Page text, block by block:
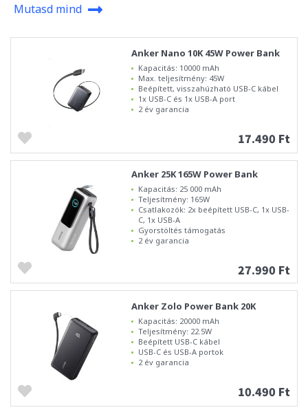
Mutasd mind
Anker Nano 10K 45W Power Bank
Kapacitás: 10000 mAh
Max. teljesítmény: 45W
Beépített, visszahúzható USB-C kábel
1x USB-C és 1x USB-A port
2 év garancia
17.490 Ft
Anker 25K 165W Power Bank
Kapacitás: 25 000 mAh
Teljesítmény: 165W
Csatlakozók: 2x beépített USB-C, 1x USB-
C, 1x USB-A
Gyorstöltés támogatás
2 év garancia
27.990 Ft
Anker Zolo Power Bank 20K
Kapacitás: 20000 mAh
Teljesítmény: 22.5W
Beépített USB-C kábel
USB-C és USB-A portok
2 év garancia
10.490 Ft